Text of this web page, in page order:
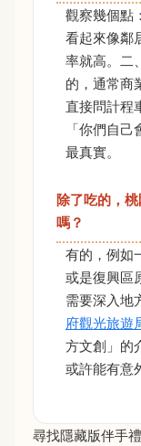
觀察幾個點
看起來像鄰
率就高。二
的，通常商
直接問計程
「你們自
最真實。
除了吃的，
嗎？
有的，例如
或是復興區
需要深入地
府觀光旅遊
方文創」的
或許能有意
尋找隱藏版伴手